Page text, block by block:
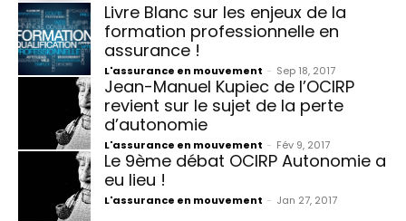
Livre Blanc sur les enjeux de la
formation professionnelle en
assurance !
L'assurance en mouvement - Sep 18, 2017
Jean-Manuel Kupiec de l’OCIRP
revient sur le sujet de la perte
d’autonomie
L'assurance en mouvement - Fév 9, 2017
Le 9ème débat OCIRP Autonomie a
eu lieu !
L'assurance en mouvement - Jan 27, 2017